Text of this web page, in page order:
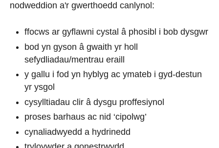
nodweddion a'r gwerthoedd canlynol:
ffocws ar gyflawni cystal â phosibl i bob dysgwr
bod yn gyson â gwaith yr holl
sefydliadau/mentrau eraill
y gallu i fod yn hyblyg ac ymateb i gyd-destun
yr ysgol
cysylltiadau clir â dysgu proffesiynol
proses barhaus ac nid ‘cipolwg’
cynaliadwyedd a hydrinedd